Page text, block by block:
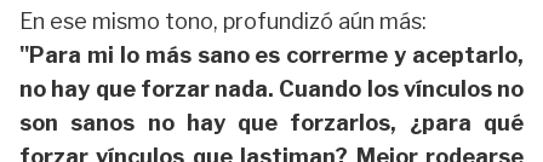
En ese mismo tono, profundizó aún más:
"Para mi lo más sano es correrme y aceptarlo,
no hay que forzar nada. Cuando los vínculos no
son sanos no hay que forzarlos, ¿para qué
forzar vínculos que lastiman? Mejor rodearse